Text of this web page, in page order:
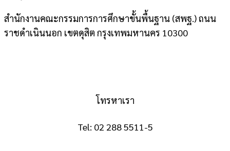
สำนักงานคณะกรรมการการศึกษาขั้นพื้นฐาน (สพฐ.) ถนน
ราชดำเนินนอก เขตดุสิต กรุงเทพมหานคร 10300
โทรหาเรา
Tel: 02 288 5511-5